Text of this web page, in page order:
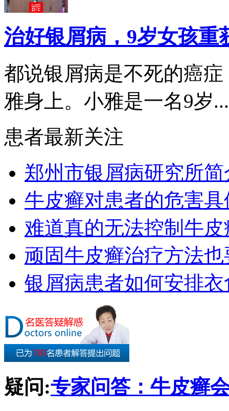
治好银屑病，9岁女孩重
都说银屑病是不死的癌
雅身上。小雅是一名9岁...
患者最新关注
郑州市银屑病研究所简
牛皮癣对患者的危害
难道真的无法控制牛
顽固牛皮癣治疗方法也
银屑病患者如何安排
疑问:专家问答：牛皮癣